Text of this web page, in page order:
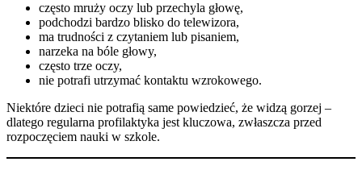
często mruży oczy lub przechyla głowę,
podchodzi bardzo blisko do telewizora,
ma trudności z czytaniem lub pisaniem,
narzeka na bóle głowy,
często trze oczy,
nie potrafi utrzymać kontaktu wzrokowego.
Niektóre dzieci nie potrafią same powiedzieć, że widzą gorzej –
dlatego regularna profilaktyka jest kluczowa, zwłaszcza przed
rozpoczęciem nauki w szkole.